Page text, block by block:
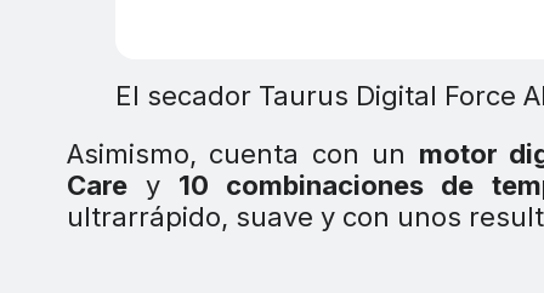
El secador Taurus Digital Force
Asimismo, cuenta con un motor
Carey 10 combinaciones de
ultrarrápido, suave y con unos